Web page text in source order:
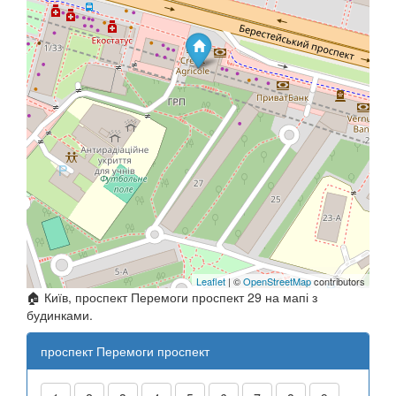
Leaflet | ©OpenStreetMapcontributors
🏠 Київ, проспект Перемоги проспект 29 на мапі з
будинками.
проспект Перемоги проспект